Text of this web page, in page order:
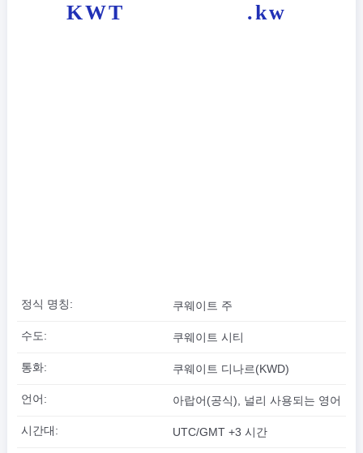
KWT .kw
정식 명칭: 쿠웨이트 주
수도: 쿠웨이트 시티
통화: 쿠웨이트 디나르(KWD)
언어: 아랍어(공식), 널리 사용되는 영어
시간대: UTC/GMT +3 시간